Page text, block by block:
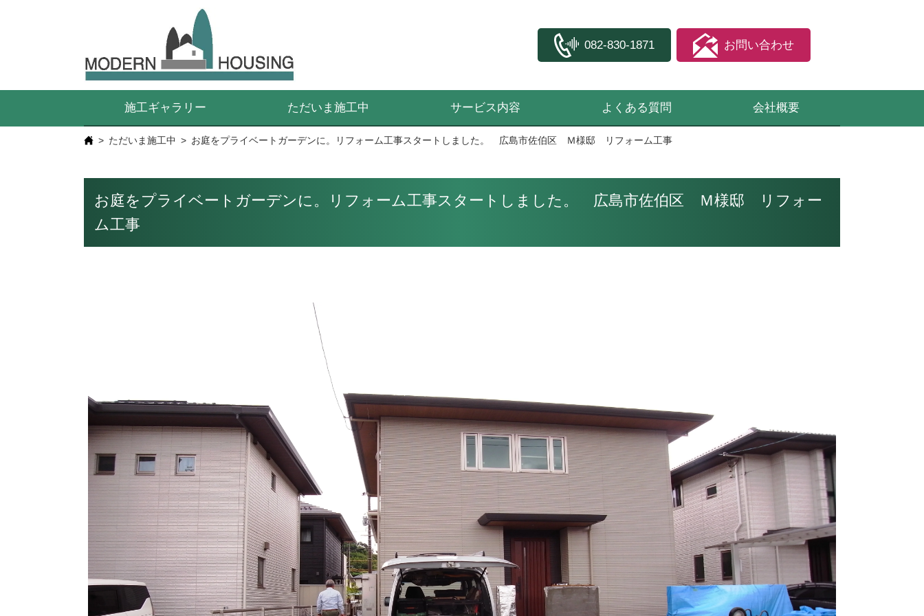
082-830-1871 お問い合わせ
施工ギャラリー ただいま施工中 サービス内容 よくある質問 会社概要
ただいま施工中 お庭をプライベートガーデンに。リフォーム工事スタートしました。 広島市佐伯区 Ｍ様邸 リフォーム工事
お庭をプライベートガーデンに。リフォーム工事スタートしました。 広島市佐伯区 Ｍ様邸 リフォー
ム工事